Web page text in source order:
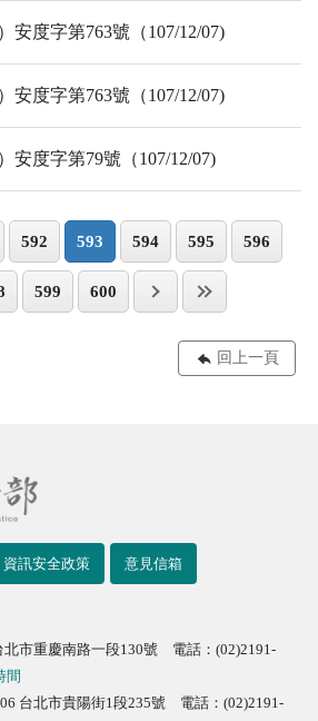
安度字第763號（107/12/07)
安度字第763號（107/12/07)
安度字第79號（107/12/07)
592 593 594 595 596
599 600
回上一頁
資訊安全政策 意見信箱
北市重慶南路一段130號 電話：(02)2191-
間
台北市貴陽街1段235號 電話：(02)2191-